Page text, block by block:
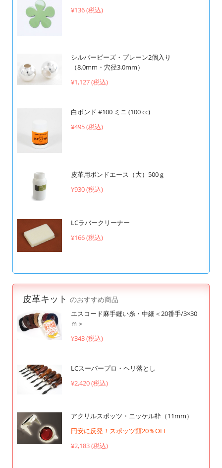
¥136 (税込)
シルバービーズ・プレーン2個入り
（8.0mm・穴径3.0mm）
¥1,127 (税込)
白ボンド #100 ミニ (100 cc)
¥495 (税込)
皮革用ボンドエース（大）500ｇ
¥930 (税込)
LCラバークリーナー
¥166 (税込)
皮革キット のおすすめ商品
エスコード麻手縫い糸・中細＜20番手/3×30
ｍ＞
¥343 (税込)
LCスーパープロ・ヘリ落とし
¥2,420 (税込)
アクリルスポッツ・ニッケル枠（11mm）
円安に反発！スポッツ類20％OFF
¥2,183 (税込)